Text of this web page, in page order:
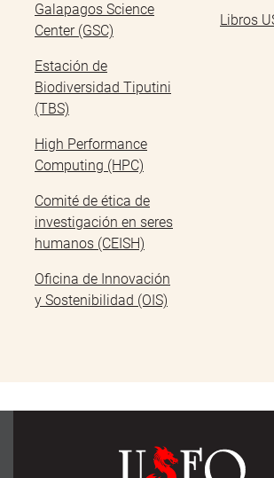
Galapagos Science
Center (GSC)
Estación de
Biodiversidad Tiputini
(TBS)
High Performance
Computing (HPC)
Comité de ética de
investigación en seres
humanos (CEISH)
Oficina de Innovación
y Sostenibilidad (OIS)
Libros